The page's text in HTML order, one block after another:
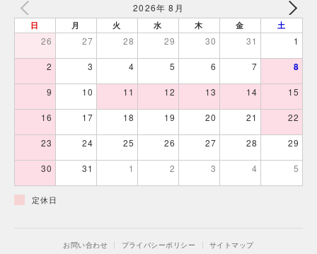
2026年 8月
日 月 火 水 木 金 土
26 27 28 29 30 31 1
2 3 4 5 6 7 8
9 10 11 12 13 14 15
16 17 18 19 20 21 22
23 24 25 26 27 28 29
30 31 1 2 3 4 5
定休日
お問い合わせ プライバシーポリシー サイトマップ